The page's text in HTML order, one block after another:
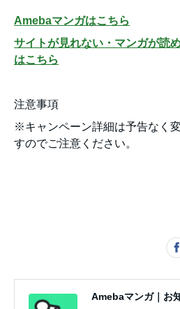
Amebaマンガはこちら
サイトが見れない・マンガが読
はこちら
注意事項
※キャンペーン詳細は予告なく
すのでご注意ください。
Amebaマンガ｜お